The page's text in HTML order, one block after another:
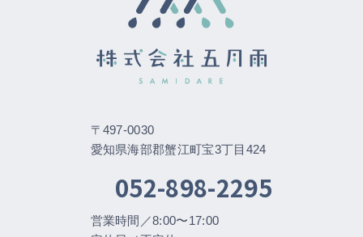
〒497-0030
愛知県海部郡蟹江町宝3丁目424
052-898-2295
営業時間／8:00〜17:00